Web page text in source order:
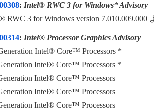
: Intel® RWC 3 for Windows* Advisory
RWC 3 for Windows version 7.010.009.000
: Intel® Processor Graphics Advisory
Intel® Core™ Processors *
Intel® Core™ Processors *
Intel® Core™ Processors
Intel® Core™ Processors
Intel® Core™ Processors